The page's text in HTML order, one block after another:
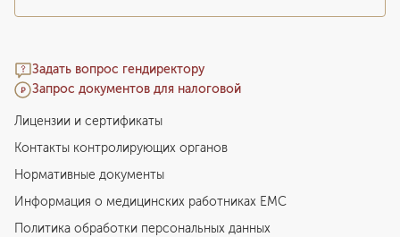
Задать вопрос гендиректору
Запрос документов для налоговой
Лицензии и сертификаты
Контакты контролирующих органов
Нормативные документы
Информация о медицинских работниках EMC
Политика обработки персональных данных